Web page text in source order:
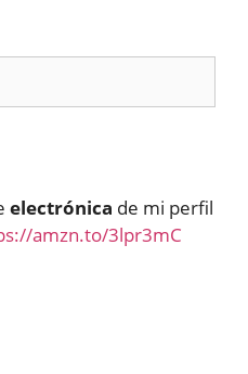
electrónica de mi perfil
amzn.to/3lpr3mC